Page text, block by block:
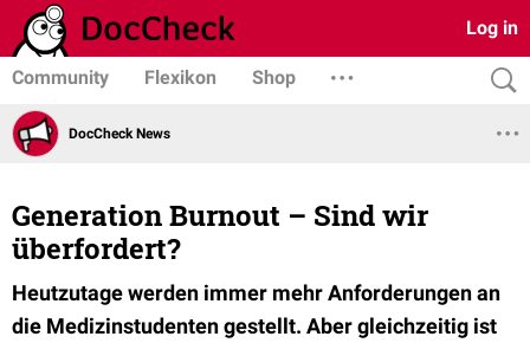
Log in
Community Flexikon Shop
DocCheck News
Generation Burnout – Sind wir
überfordert?
Heutzutage werden immer mehr Anforderungen an
die Medizinstudenten gestellt. Aber gleichzeitig ist